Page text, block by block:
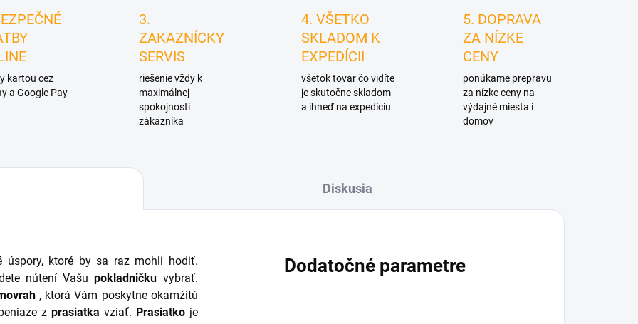
kartou cez
a Google Pay
3.
ZAKAZNÍCKY
SERVIS
riešenie vždy k
maximálnej
spokojnosti
zákazníka
4. VŠETKO
SKLADOM K
EXPEDÍCII
všetok tovar čo vidíte
je skutočne skladom
a ihneď na expedíciu
5. DOPRAVA
ZA NÍZKE
CENY
ponúkame prepravu
za nízke ceny na
výdajné miesta i
domov
Diskusia
úspory, ktoré by sa raz mohli hodiť.
nútení Vašupokladničku vybrať.
, ktorá Vám poskytne okamžitú
z prasiatka vziať. Prasiatkoje
Dodatočné parametre